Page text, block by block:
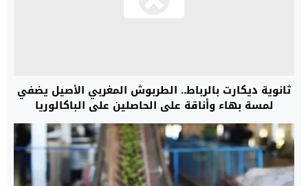
ثانوية ديكارت بالرباط.. الطربوش المغربي الأصيل يضفي
لمسة بهاء وأناقة على الحاصلين على الباكالوريا